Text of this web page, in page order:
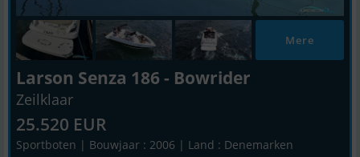
Mere
Larson Senza 186 - Bowrider
Zeilklaar
25.520 EUR
Sportboten | Bouwjaar : 2006 | Land : Denemarken